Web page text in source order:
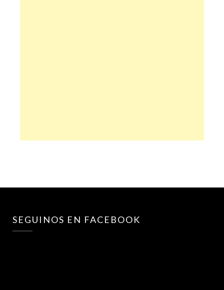
SEGUINOS EN FACEBOOK